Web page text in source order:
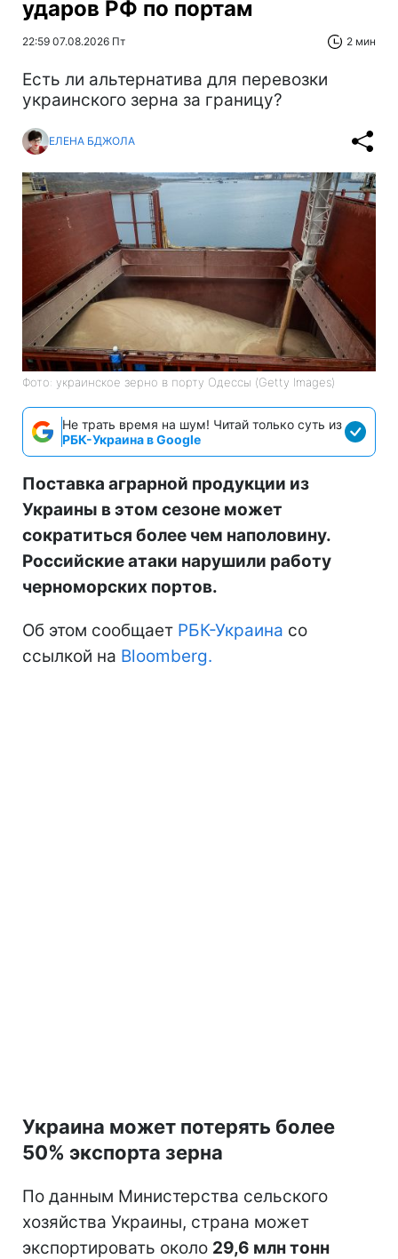
ударов РФ по портам
22:59 07.08.2026 Пт 2 мин
Есть ли альтернатива для перевозки
украинского зерна за границу?
ЕЛЕНА БДЖОЛА
Фото: украинское зерно в порту Одессы (Getty Images)
Не трать время на шум! Читай только суть из
РБК-Украина в Google
Поставка аграрной продукции из
Украины в этом сезоне может
сократиться более чем наполовину.
Российские атаки нарушили работу
черноморских портов.
Об этом сообщает РБК-Украина со
ссылкой на Bloomberg.
Украина может потерять более
50% экспорта зерна
По данным Министерства сельского
хозяйства Украины, страна может
экспортировать около 29,6 млн тонн